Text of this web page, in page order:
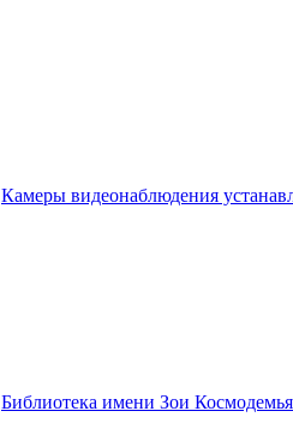
Камеры видеонаблюдения
Библиотека имени Зои